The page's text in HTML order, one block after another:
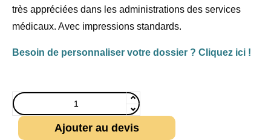
très appréciées dans les administrations des services
médicaux. Avec impressions standards.
Besoin de personnaliser votre dossier ? Cliquez ici !
Ajouter au devis